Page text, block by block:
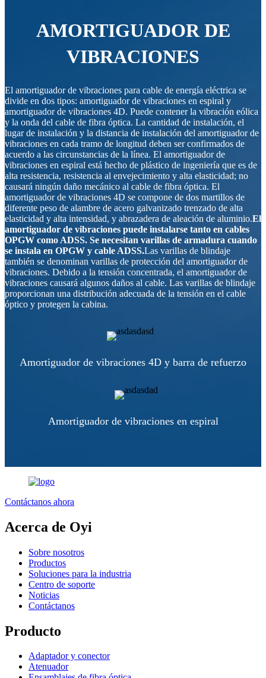
AMORTIGUADOR DE
VIBRACIONES
El amortiguador de vibraciones para cable de energía eléctrica se
divide en dos tipos: amortiguador de vibraciones en espiral y
amortiguador de vibraciones 4D. Puede contener la vibración eólica
y la onda del cable de fibra óptica. La cantidad de instalación, el
lugar de instalación y la distancia de instalación del amortiguador de
vibraciones en cada tramo de longitud deben ser confirmados de
acuerdo a las circunstancias de la línea. El amortiguador de
vibraciones en espiral está hecho de plástico de ingeniería que es de
alta resistencia, resistencia al envejecimiento y alta elasticidad; no
causará ningún daño mecánico al cable de fibra óptica. El
amortiguador de vibraciones 4D se compone de dos martillos de
diferente peso de alambre de acero galvanizado trenzado de alta
elasticidad y alta intensidad, y abrazadera de aleación de aluminio.El
amortiguador de vibraciones puede instalarse tanto en cables
OPGW como ADSS. Se necesitan varillas de armadura cuando
se instala en OPGW y cable ADSS.Las varillas de blindaje
también se denominan varillas de protección del amortiguador de
vibraciones. Debido a la tensión concentrada, el amortiguador de
vibraciones causará algunos daños al cable. Las varillas de blindaje
proporcionan una distribución adecuada de la tensión en el cable
óptico y protegen la cabina.
Amortiguador de vibraciones 4D y barra de refuerzo
Amortiguador de vibraciones en espiral
Contáctanos ahora
Acerca de Oyi
Sobre nosotros
Productos
Soluciones para la industria
Centro de soporte
Noticias
Contáctanos
Producto
Adaptador y conector
Atenuador